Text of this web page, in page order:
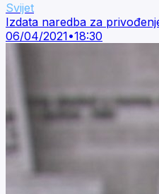
Svijet
Izdata naredba za
06/04/2021•18:30